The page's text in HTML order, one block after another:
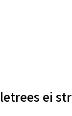
ei